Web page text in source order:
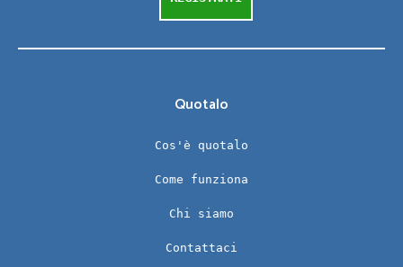
Quotalo
Cos'è quotalo
Come funziona
Chi siamo
Contattaci